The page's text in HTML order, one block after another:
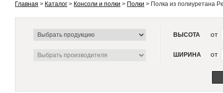
Главная > Каталог > Консоли и полки > Полки > Полка из полиуретана
ВЫСОТА от
ШИРИНА от